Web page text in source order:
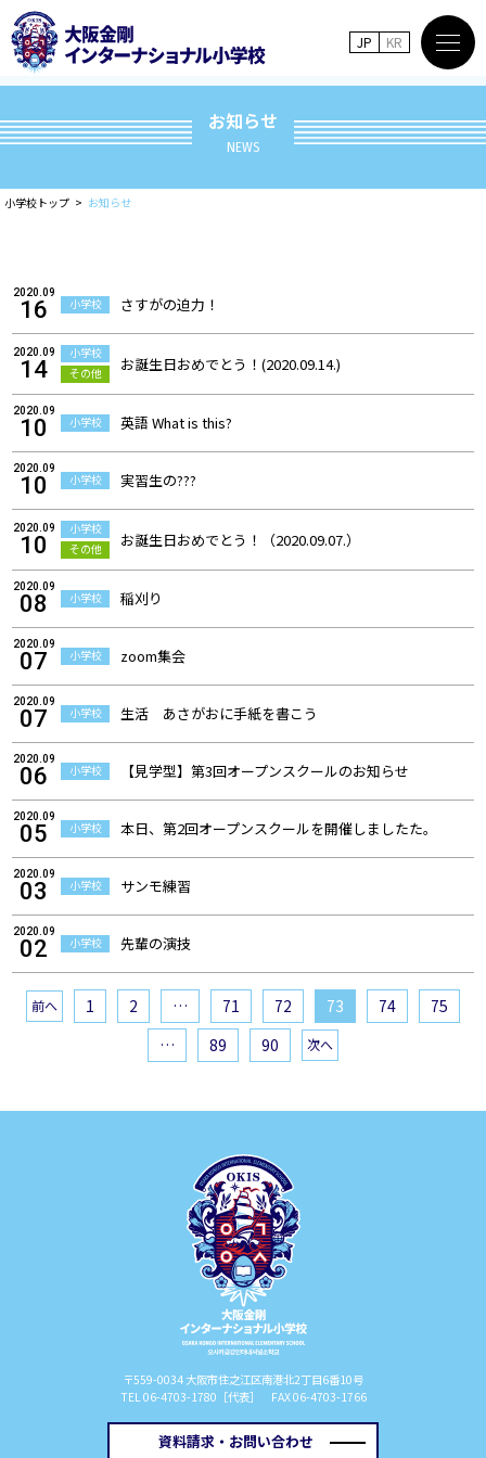
お知らせ
NEWS
小学校トップ お知らせ
JP KR
2020.09
16 小学校 さすがの迫力！
2020.09
14
小学校
その他
お誕生日おめでとう！(2020.09.14.)
2020.09
10 小学校 英語 What is this?
2020.09
10 小学校 実習生の???
2020.09
10
小学校
その他
お誕生日おめでとう！（2020.09.07.）
2020.09
08 小学校 稲刈り
2020.09
07 小学校 zoom集会
2020.09
07 小学校 生活 あさがおに手紙を書こう
2020.09
06 小学校 【見学型】第3回オープンスクールのお知らせ
2020.09
05 小学校 本日、第2回オープンスクールを開催しましたた。
2020.09
03 小学校 サンモ練習
2020.09
02 小学校 先輩の演技
前へ 1 2 … 71 72 73 74
75
…
89 90 次へ
〒559-0034 大阪市住之江区南港北2丁目6番10号
TEL 06-4703-1780［代表］ FAX 06-4703-1766
資料請求・お問い合わせ